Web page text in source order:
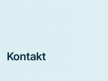
Footer
Kontakt